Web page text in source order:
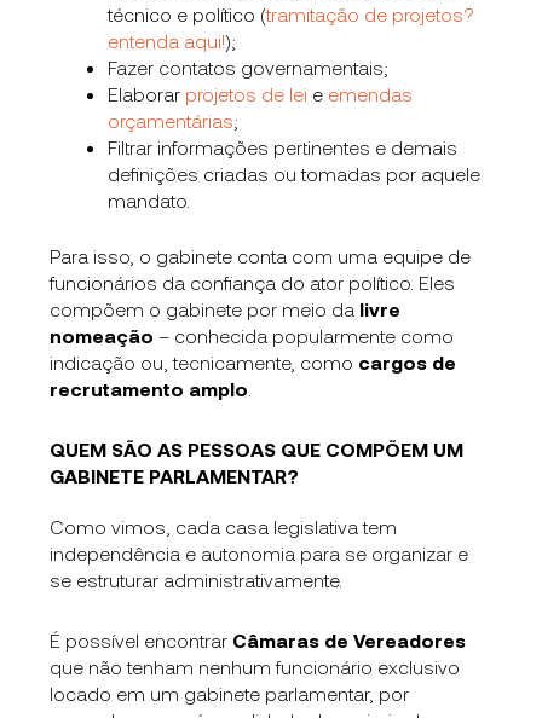
técnico e político (tramitação de projetos?
entenda aqui!);
Fazer contatos governamentais;
Elaborar projetos de lei e emendas
orçamentárias;
Filtrar informações pertinentes e demais
definições criadas ou tomadas por aquele
mandato.
Para isso, o gabinete conta com uma equipe de
funcionários da confiança do ator político. Eles
compõem o gabinete por meio da livre
nomeação – conhecida popularmente como
indicação ou, tecnicamente, como cargos de
recrutamento amplo
QUEM SÃO AS PESSOAS QUE COMPÕEM UM
GABINETE PARLAMENTAR?
Como vimos, cada casa legislativa tem
independência e autonomia para se organizar e
se estruturar administrativamente.
É possível encontrar Câmaras de Vereadores
que não tenham nenhum funcionário exclusivo
locado em um gabinete parlamentar, por